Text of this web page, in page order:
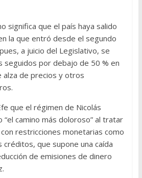
significa que el país haya salido
la que entró desde el segundo
a juicio del Legislativo, se
seguidos por debajo de 50 % en
alza de precios y otros
que el régimen de Nicolás
“el camino más doloroso” al tratar
restricciones monetarias como
créditos, que supone una caída
de emisiones de dinero